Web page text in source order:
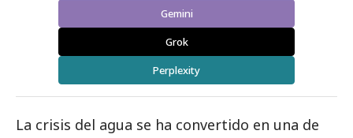
Gemini
Grok
Perplexity
La crisis del agua se ha convertido en una de